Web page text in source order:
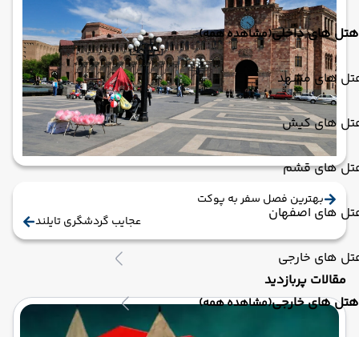
هتل های داخلی(مشاهده همه)
های مشهد
های کیش
های قشم
های اصفهان
های خارجی
هتل های خارجی(مشاهده همه)
بهترین فصل سفر به پوکت
عجایب گردشگری تایلند
مقالات پربازدید